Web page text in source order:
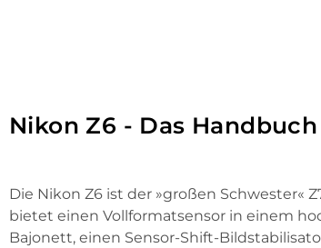
Nikon Z6 - Das
Die Nikon Z6 ist der »großen Schwester«
bietet einen Vollformatsensor in einem
Bajonett, einen Sensor-Shift-